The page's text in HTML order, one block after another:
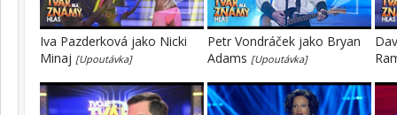
Iva Pazderková jako Nicki
Minaj [Upoutávka]
Petr Vondráček jako Bryan
Adams [Upoutávka]